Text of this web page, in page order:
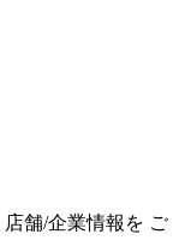
店舗/企業情報を ご